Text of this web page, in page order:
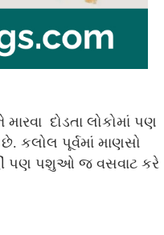
દોડતા લોકોમાં પણ
કલોલ પૂર્વમાં માણસો
પણ પશુઓ જ વસવાટ કરે